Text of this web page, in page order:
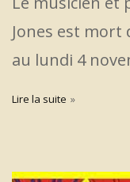
Jones est mort
au lundi 4
Lire la suite